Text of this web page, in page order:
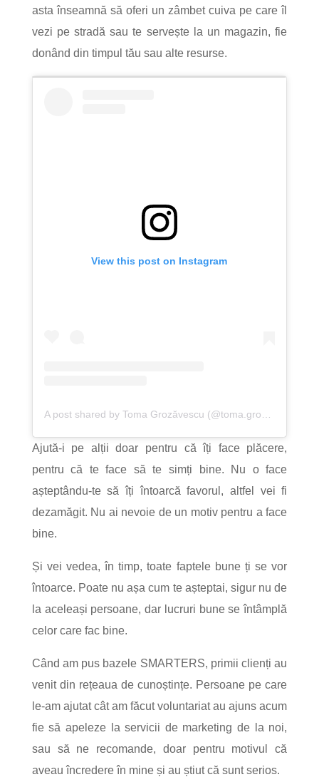
asta înseamnă să oferi un zâmbet cuiva pe care îl
vezi pe stradă sau te servește la un magazin, fie
donând din timpul tău sau alte resurse.
View this post on Instagram
A post shared by Toma Grozăvescu (@toma.grozavescu)
Ajută-i pe alții doar pentru că îți face plăcere,
pentru că te face să te simți bine. Nu o face
așteptându-te să îți întoarcă favorul, altfel vei fi
dezamăgit. Nu ai nevoie de un motiv pentru a face
bine.
Și vei vedea, în timp, toate faptele bune ți se vor
întoarce. Poate nu așa cum te așteptai, sigur nu de
la aceleași persoane, dar lucruri bune se întâmplă
celor care fac bine.
Când am pus bazele SMARTERS, primii clienți au
venit din rețeaua de cunoștințe. Persoane pe care
le-am ajutat cât am făcut voluntariat au ajuns acum
fie să apeleze la servicii de marketing de la noi,
sau să ne recomande, doar pentru motivul că
aveau încredere în mine și au știut că sunt serios.